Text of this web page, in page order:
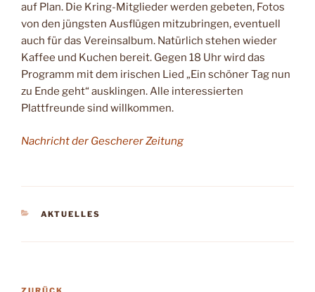
auf Plan. Die Kring-Mitglieder werden gebeten, Fotos
von den jüngsten Ausflügen mitzu­bringen, eventuell
auch für das Vereinsalbum. Na­türlich stehen wieder
Kaffee und Kuchen bereit. Gegen 18 Uhr wird das
Programm mit dem iri­schen Lied „Ein schöner Tag nun
zu Ende geht“ ausklingen. Alle interes­sierten
Plattfreunde sind willkommen.
Nachricht der Gescherer Zeitung
KATEGORIEN
AKTUELLES
Beitragsnavigation